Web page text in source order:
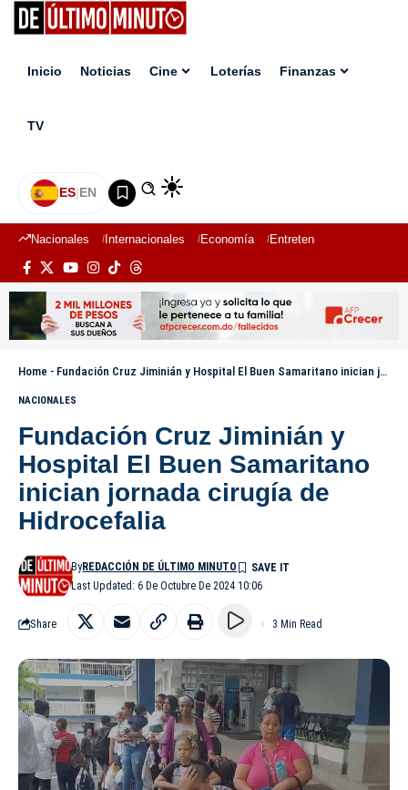
Inicio Noticias Cine Loterías Finanzas
TV
ES|EN
Nacionales Internacionales Economía Entretenimiento
Home - Fundación Cruz Jiminián y Hospital El Buen Samaritano inician jornada cirugía de Hidrocefalia
NACIONALES
Fundación Cruz Jiminián y
Hospital El Buen Samaritano
inician jornada cirugía de
Hidrocefalia
Last Updated: 6 De Octubre De 2024 10:06
ByREDACCIÓN DE ÚLTIMO MINUTO
Share 3 Min Read